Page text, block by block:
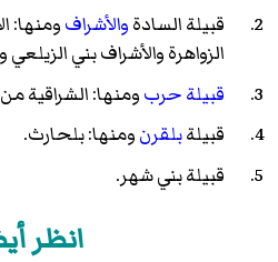
قبيلة السادةوالأشرافومنها:
الزواهرة والأشراف بني الزيلعي
قبيلة حربومنها: الشراقية
قبيلةبلقرنومنها:بلحارث.
قبيلة بني شهر.
انظر